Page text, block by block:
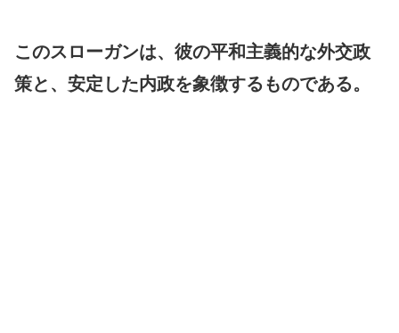
このスローガンは、彼の平和主義的な外交政
策と、安定した内政を象徴するものである。